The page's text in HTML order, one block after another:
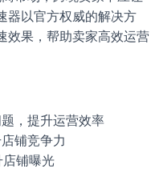
器以官方权威的解决方
效果，帮助卖家高效运营
，提升运营效率
铺竞争力
店铺曝光